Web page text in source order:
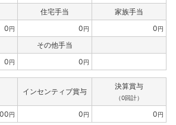
住宅手当
家族手当
0円 0円 0円
その他手当
0円 0円
インセンティブ賞与
決算賞与
（0回計）
円 0円 0円